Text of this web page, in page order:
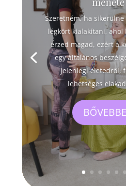
Szeretném, ha
légkört kialakítani, ahol
érzed magad, ezért a
egy általános
jelenlegi életedről,
lehetséges